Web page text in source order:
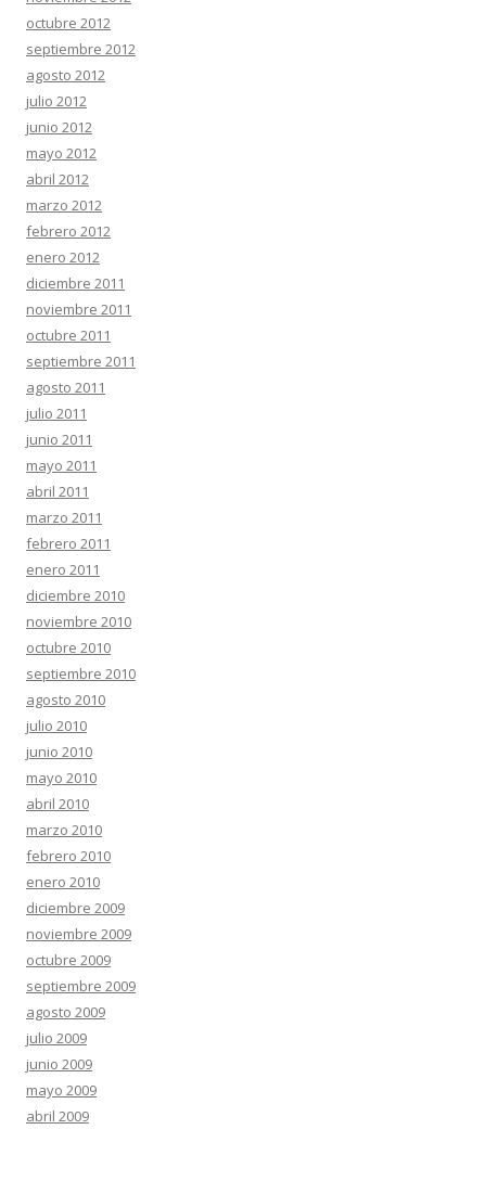
octubre 2012
septiembre 2012
agosto 2012
julio 2012
junio 2012
mayo 2012
abril 2012
marzo 2012
febrero 2012
enero 2012
diciembre 2011
noviembre 2011
octubre 2011
septiembre 2011
agosto 2011
julio 2011
junio 2011
mayo 2011
abril 2011
marzo 2011
febrero 2011
enero 2011
diciembre 2010
noviembre 2010
octubre 2010
septiembre 2010
agosto 2010
julio 2010
junio 2010
mayo 2010
abril 2010
marzo 2010
febrero 2010
enero 2010
diciembre 2009
noviembre 2009
octubre 2009
septiembre 2009
agosto 2009
julio 2009
junio 2009
mayo 2009
abril 2009